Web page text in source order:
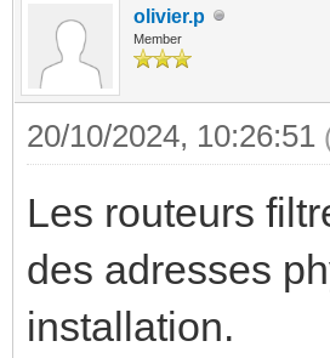
olivier.p
Member
20/10/2024, 10:26:51
Les routeurs
des adresses
installation.